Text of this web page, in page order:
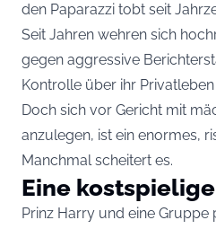
den Paparazzi tobt seit
Seit Jahren wehren sich
gegen aggressive
Kontrolle über ihr
Doch sich vor Gericht mit
anzulegen, ist ein enormes,
Manchmal scheitert es.
Eine
Prinz Harry und eine